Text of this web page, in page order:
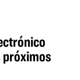
próximos